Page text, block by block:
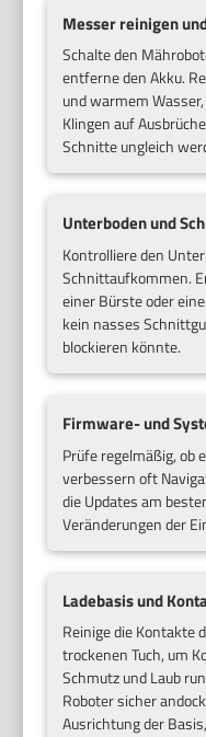
Messer reinigen
Schalte den
entferne den Akku.
und warmem
Klingen auf
Schnitte ungleich
Unterboden und
Kontrolliere den
Schnittaufkommen.
einer Bürste oder
kein nasses
blockieren könnte.
Firmware- und
Prüfe regelmäßig, ob
verbessern oft
die Updates am
Veränderungen der
Ladebasis und
Reinige die Kontakte
trockenen Tuch, um
Schmutz und Laub
Roboter sicher
Ausrichtung der